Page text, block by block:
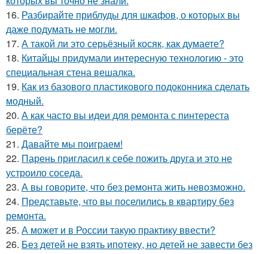
16. Разбирайте приблуды для шкафов, о которых вы
даже подумать не могли.
17. А такой ли это серьёзный косяк, как думаете?
18. Китайцы придумали интересную технологию - это
специальная стена вешалка.
19. Как из базового пластикового подоконника сделать
модный.
20. А как часто вы идеи для ремонта с пинтереста
берёте?
21. Давайте мы поиграем!
22. Парень пригласил к себе пожить друга и это не
устроило соседа.
23. А вы говорите, что без ремонта жить невозможно.
24. Представьте, что вы поселились в квартиру без
ремонта.
25. А может и в России такую практику ввести?
26. Без детей не взять ипотеку, но детей не завести без